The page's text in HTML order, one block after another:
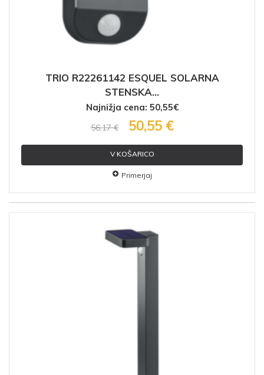
TRIO R22261142 ESQUEL SOLARNA
STENSKA...
Najnižja cena: 50,55€
56,17 € 50,55 €
V KOŠARICO
Primerjaj